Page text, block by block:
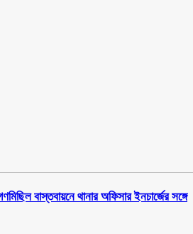
বাস্তবায়নে থানার অফিসার ইনচার্জের সঙ্গে